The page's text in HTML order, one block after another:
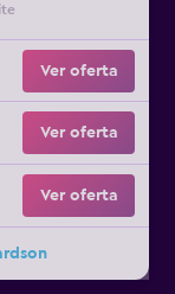
Ver oferta
Ver oferta
Ver oferta